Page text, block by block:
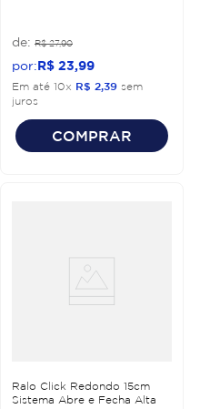
R$ 27,90
R$ 23 99
Em até 10x R$ 2 39 sem
juros
COMPRAR
Ralo Click Redondo 15cm
Sistema Abre e Fecha Alta